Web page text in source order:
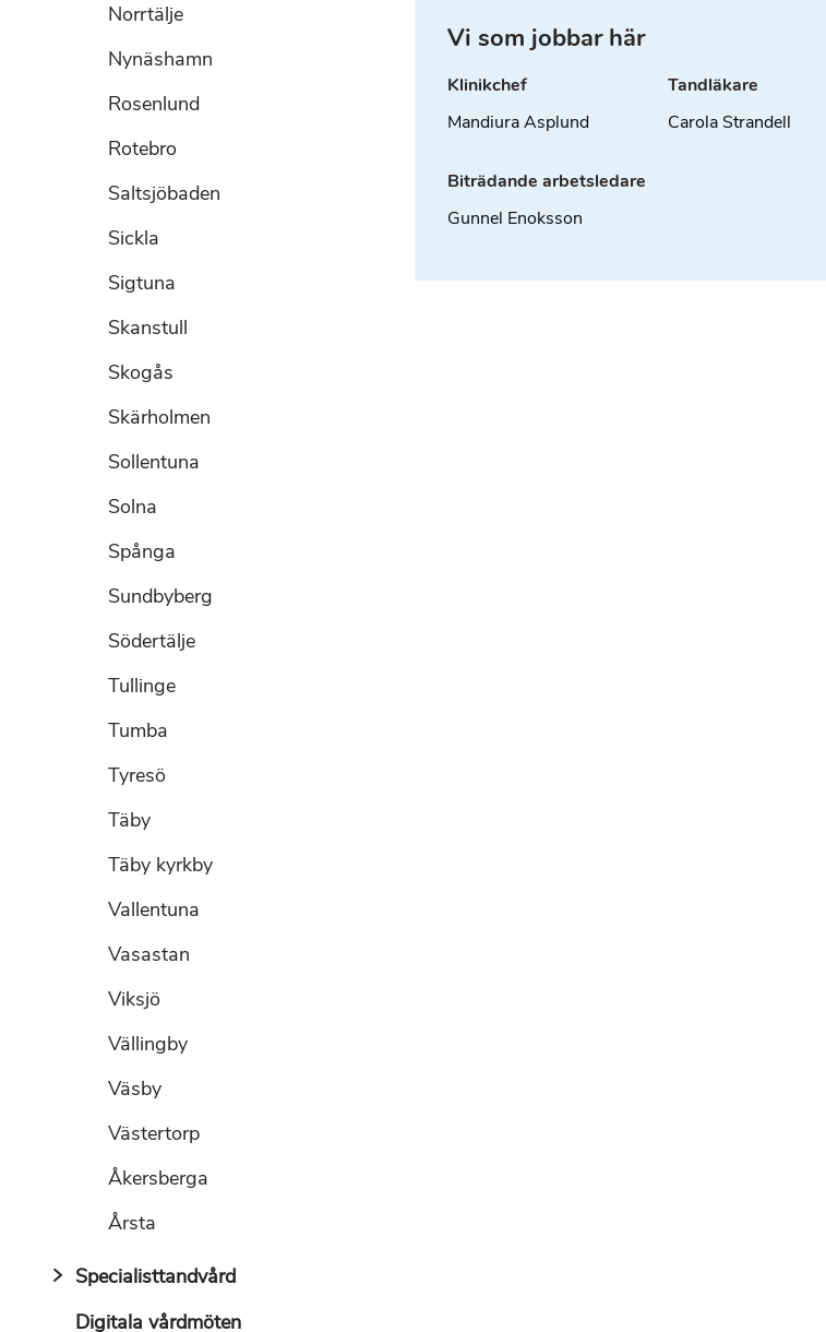
Norrtälje
Nynäshamn
Rosenlund
Rotebro
Saltsjöbaden
Sickla
Sigtuna
Skanstull
Skogås
Skärholmen
Sollentuna
Solna
Spånga
Sundbyberg
Södertälje
Tullinge
Tumba
Tyresö
Täby
Täby kyrkby
Vallentuna
Vasastan
Viksjö
Vällingby
Väsby
Västertorp
Åkersberga
Årsta
Specialisttandvård
Digitala vårdmöten
Vi som jobbar här
Klinikchef
Mandiura Asplund
Biträdande arbetsledare
Gunnel Enoksson
Tandläkare
Carola Strandell